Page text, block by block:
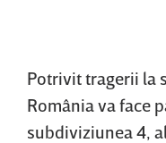
Potrivit tragerii la
România va face
subdiviziunea 4,